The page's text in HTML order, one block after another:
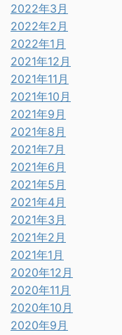
2022年3月
2022年2月
2022年1月
2021年12月
2021年11月
2021年10月
2021年9月
2021年8月
2021年7月
2021年6月
2021年5月
2021年4月
2021年3月
2021年2月
2021年1月
2020年12月
2020年11月
2020年10月
2020年9月